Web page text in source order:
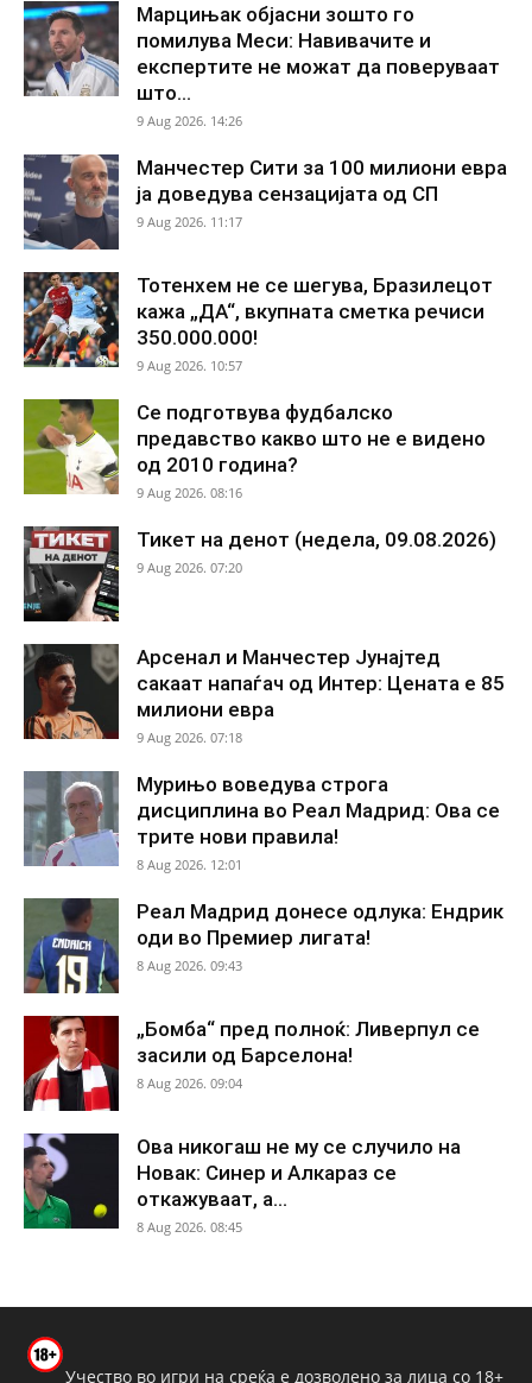
Марцињак објасни зошто го
помилува Меси: Навивачите и
експертите не можат да поверуваат
што...
9 Aug 2026. 14:26
Манчестер Сити за 100 милиони евра
ја доведува сензацијата од СП
9 Aug 2026. 11:17
Тотенхем не се шегува, Бразилецот
кажа „ДА“, вкупната сметка речиси
350.000.000!
9 Aug 2026. 10:57
Се подготвува фудбалско
предавство какво што не е видено
од 2010 година?
9 Aug 2026. 08:16
Тикет на денот (недела, 09.08.2026)
9 Aug 2026. 07:20
Арсенал и Манчестер Јунајтед
сакаат напаѓач од Интер: Цената е 85
милиони евра
9 Aug 2026. 07:18
Мурињо воведува строга
дисциплина во Реал Мадрид: Ова се
трите нови правила!
8 Aug 2026. 12:01
Реал Мадрид донесе одлука: Ендрик
оди во Премиер лигата!
8 Aug 2026. 09:43
„Бомба“ пред полноќ: Ливерпул се
засили од Барселона!
8 Aug 2026. 09:04
Ова никогаш не му се случило на
Новак: Синер и Алкараз се
откажуваат, а...
8 Aug 2026. 08:45
Учество во игри на среќа е дозволено за лица со 18+